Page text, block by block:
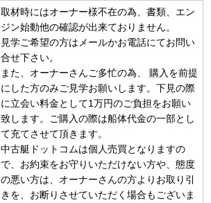
取材時にはオーナー様不在の為、書類、エン
ジン始動他の確認が出来ておりません。
見学ご希望の方はメールかお電話にてお問い
合せ下さい。
また、オーナーさんご多忙の為、 購入を前提
にした方のみご見学お願いします。下見の際
に立会い料金として1万円のご負担をお願い
致します。ご購入の際は船体代金の一部とし
て充てさせて頂きます。
中古艇ドットコムは個人売買となりますの
で、お約束をお守りいただけない方や、態度
の悪い方は、オーナーさんの方よりお取り引
きを、お断りさせていただく場合もございま